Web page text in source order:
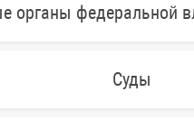
органы федеральной
Суды